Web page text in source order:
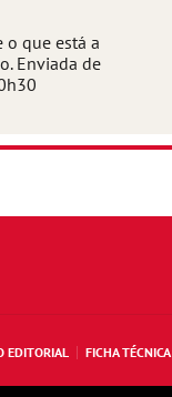
o que está a
Enviada de
EDITORIAL FICHA TÉCNICA